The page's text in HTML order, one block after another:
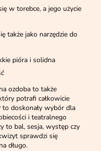
w torebce, a jego użycie
także jako narzędzie do
pióra i solidna
ozdoba to także
potrafi całkowicie
to doskonały wybór dla
i teatralnego
to bal, sesja, występ czy
sprawdzi się
długo.